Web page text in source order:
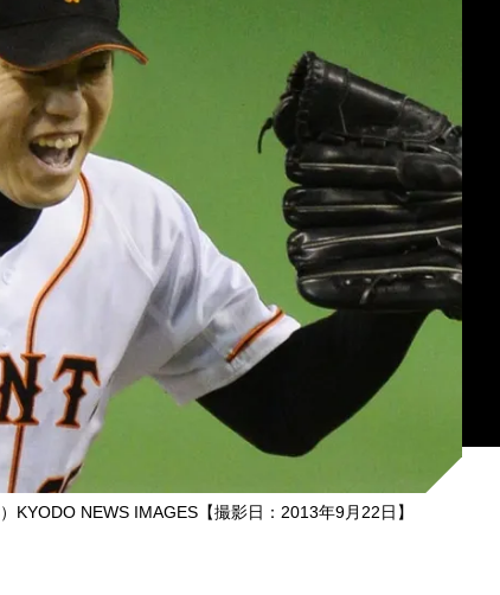
NEWS IMAGES【撮影日：2013年9月22日】